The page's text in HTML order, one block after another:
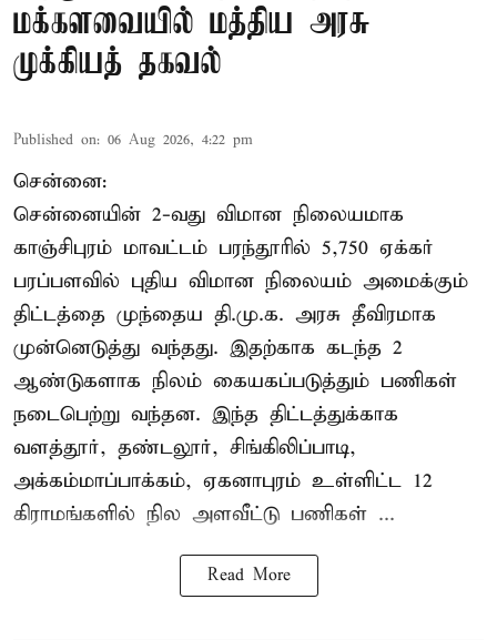
மக்களவையில் மத்திய அரசு
முக்கியத் தகவல்
Published on: 06 Aug 2026, 4:22 pm
சென்னை:
சென்னையின் 2-வது விமான நிலையமாக
காஞ்சிபுரம் மாவட்டம் பரந்தூரில் 5,750 ஏக்கர்
பரப்பளவில் புதிய விமான நிலையம் அமைக்கும்
திட்டத்தை முந்தைய தி.மு.க. அரசு தீவிரமாக
முன்னெடுத்து வந்தது. இதற்காக கடந்த 2
ஆண்டுகளாக நிலம் கையகப்படுத்தும் பணிகள்
நடைபெற்று வந்தன. இந்த திட்டத்துக்காக
வளத்தூர், தண்டலூர், சிங்கிலிப்பாடி,
அக்கம்மாப்பாக்கம், ஏகனாபுரம் உள்ளிட்ட 12
கிராமங்களில் நில அளவீட்டு பணிகள் ...
Read More